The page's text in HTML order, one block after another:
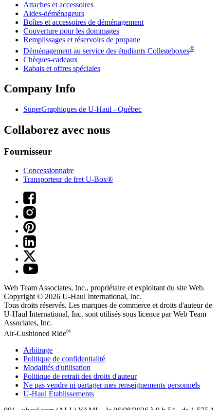
Attaches et accessoires
Aides-déménageurs
Boîtes et accessoires de déménagement
Couverture pour les dommages
Remplissages et réservoirs de propane
Déménagement au service des étudiants Collegeboxes®
Chèques-cadeaux
Rabais et offres spéciales
Company Info
SuperGraphiques de U-Haul - Québec
Collaborez avec nous
Fournisseur
Concessionnaire
Transporteur de fret U-Box®
Web Team Associates, Inc., propriétaire et exploitant du site Web.
Copyright © 2026 U-Haul International, Inc.
Tous droits réservés. Les marques de commerce et droits d'auteur de
U-Haul International, Inc. sont utilisés sous licence par Web Team
Associates, Inc.
Air-Cushioned Ride®
Arbitrage
Politique de confidentialité
Modalités d'utilisation
Politique de retrait des droits d'auteur
Ne pas vendre ni partager mes renseignements personnels
U-Haul Établissements